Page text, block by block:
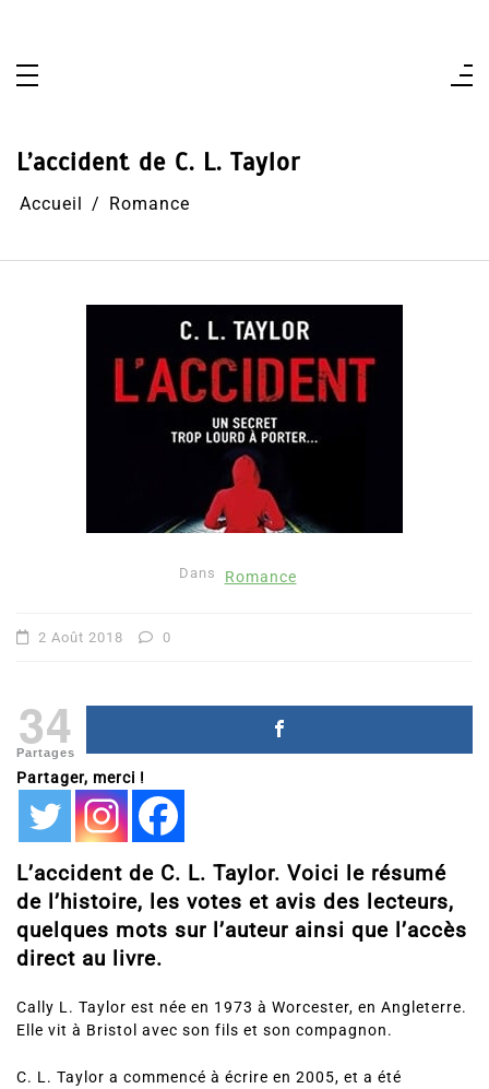
L’accident de C. L. Taylor
Accueil Romance
Dans Romance
2 Août 2018 0
34
Partages
Partager, merci !
L’accident de C. L. Taylor. Voici le résumé
de l’histoire, les votes et avis des lecteurs,
quelques mots sur l’auteur ainsi que l’accès
direct au livre.
Cally L. Taylor est née en 1973 à Worcester, en Angleterre.
Elle vit à Bristol avec son fils et son compagnon.
C. L. Taylor a commencé à écrire en 2005, et a été